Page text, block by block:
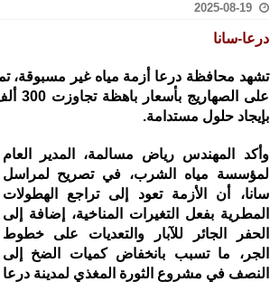
2025-08-19
درعا-سانا
تشهد محافظة درعا أزمة مياه غير مسبوقة،
على الصهاريج بأسعار باهظة تجاوزت
بإيجاد حلول مستدامة.
وأكد المهندس رياض مسالمة، المدير العام
لمؤسسة مياه الشرب، في تصريح لمراسل
سانا، أن الأزمة تعود إلى تراجع الهطولات
المطرية بفعل التغيرات المناخية، إضافة إلى
الحفر الجائر للآبار والتعديات على خطوط
الجر، ما تسبب بانخفاض كميات الضخ إلى
النصف في مشروع الثورة المغذي لمدينة درعا